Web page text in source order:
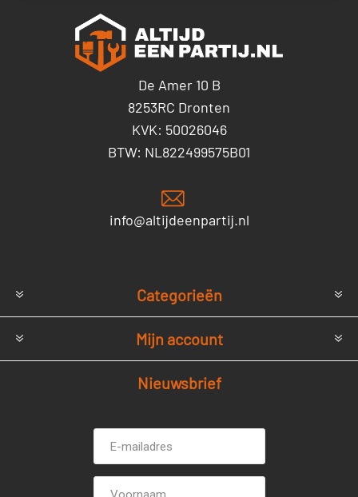
De Amer 10 B
8253RC Dronten
KVK: 50026046
BTW: NL822499575B01
info@altijdeenpartij.nl
Categorieën
Mijn account
Nieuwsbrief
mailadres *